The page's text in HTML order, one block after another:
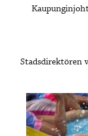
Stadsdirektören